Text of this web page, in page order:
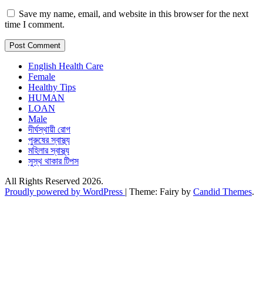
Save my name, email, and website in this browser for the next
time I comment.
English Health Care
Female
Healthy Tips
HUMAN
LOAN
Male
দীর্ঘস্থায়ী রোগ
পুরুষের স্বাস্থ্য
মহিলার স্বাস্থ্য
সুস্থ থাকার টিপস
All Rights Reserved 2026.
Proudly powered by WordPress | Theme: Fairy by Candid Themes.